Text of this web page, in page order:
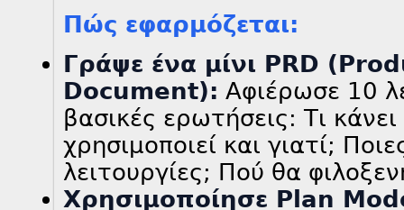
Πώς εφαρμόζεται:
Γράψε ένα μίνι PRD
Document): Αφιέρωσε 10
βασικές ερωτήσεις: Τι
χρησιμοποιεί και γιατί;
λειτουργίες; Πού θα
Χρησιμοποίησε Plan